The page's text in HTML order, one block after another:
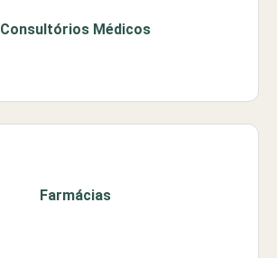
Consultórios Médicos
Farmácias